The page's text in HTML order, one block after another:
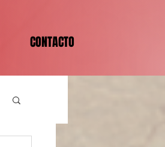
CONTACTO